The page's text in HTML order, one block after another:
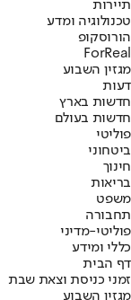
תיירות
טכנולוגיה ומדע
הורוסקופ
ForReal
מגזין השבוע
דעות
חדשות בארץ
חדשות בעולם
פוליטי
ביטחוני
חינוך
בריאות
משפט
תחבורה
פוליטי-מדיני
כללי ומידע
דף הבית
זמני כניסת וצאת שבת
מגזין השבוע